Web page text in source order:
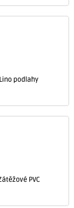
Lino podlahy
PVC